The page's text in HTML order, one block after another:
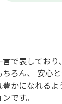
で表しており
ろん、 安心
かになれるよ
です。